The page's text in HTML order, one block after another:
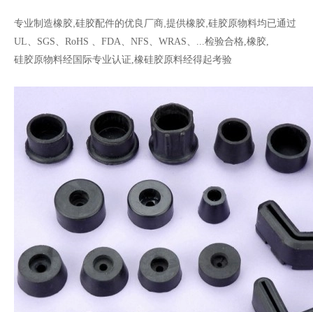
专业制造橡胶,硅胶配件的优良厂商,提供橡胶,硅胶原物料均已通过
UL、SGS、RoHS 、FDA、NFS、WRAS、...检验合格,橡胶,
硅胶原物料经国际专业认证,橡硅胶原料经得起考验